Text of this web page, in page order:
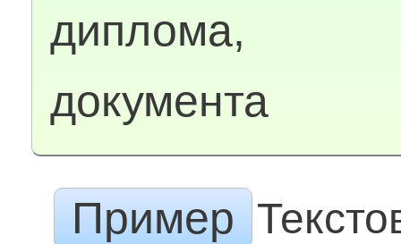
диплома,
документа
Пример